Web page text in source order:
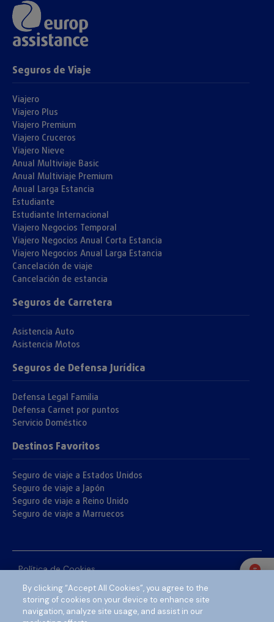
Seguros de Viaje
Viajero
Viajero Plus
Viajero Premium
Viajero Cruceros
Viajero Nieve
Anual Multiviaje Basic
Anual Multiviaje Premium
Anual Larga Estancia
Estudiante
Estudiante Internacional
Viajero Negocios Temporal
Viajero Negocios Anual Corta Estancia
Viajero Negocios Anual Larga Estancia
Cancelación de viaje
Cancelación de estancia
Seguros de Carretera
Asistencia Auto
Asistencia Motos
Seguros de Defensa Jurídica
Defensa Legal Familia
Defensa Carnet por puntos
Servicio Doméstico
Destinos Favoritos
Seguro de viaje a Estados Unidos
Seguro de viaje a Japón
Seguro de viaje a Reino Unido
Seguro de viaje a Marruecos
Política de Cookies
Información Legal
Términos y Condiciones de uso
By clicking “Accept All Cookies”, you agree to the
storing of cookies on your device to enhance site
navigation, analyze site usage, and assist in our